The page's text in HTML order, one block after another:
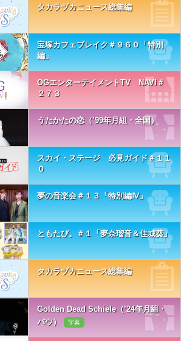
タカラヅカニュース総集編
宝塚カフェブレイク＃９６０「特別
編」
OGエンターテイメントTV NAVI＃
２７３
うたかたの恋（’99年月組・全国）
スカイ・ステージ 必見ガイド＃１１
０
夢の音楽会＃１３「特別編Ⅳ」
ともたび。＃１「夢奈瑠音＆佳城葵」
タカラヅカニュース総集編
Golden Dead Schiele（’24年月組・
バウ）
字幕